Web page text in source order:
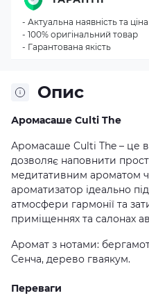
Опис
Аромасаше Culti The
Аромасаше Culti The – це
дозволяє наповнити
медитативним ароматом
ароматизатор ідеально
атмосфери гармонії та
приміщеннях та салонах
Аромат з нотами:
Сенча, дерево гваякум.
Переваги
- Актуальна наявність та ціна
- 100% оригінальний товар
- Гарантована якість